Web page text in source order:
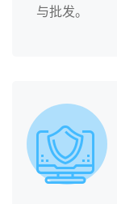
与批发。